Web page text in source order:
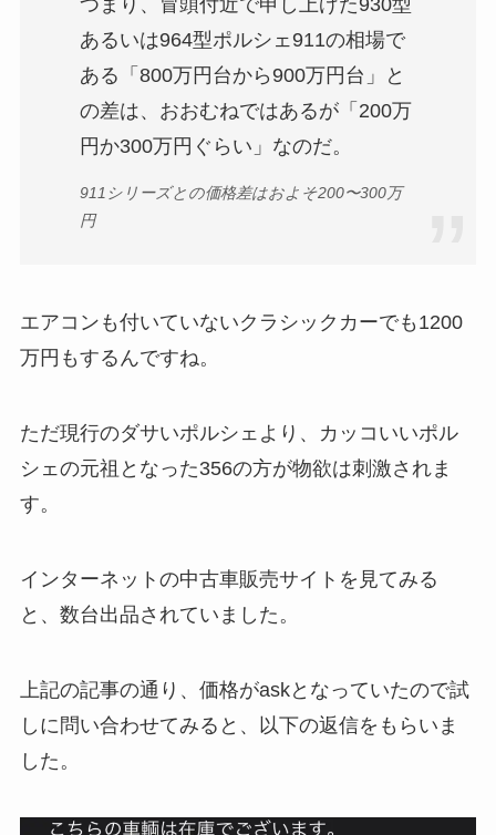
つまり、冒頭付近で申し上げた930型
あるいは964型ポルシェ911の相場で
ある「800万円台から900万円台」と
の差は、おおむねではあるが「200万
円か300万円ぐらい」なのだ。
911シリーズとの価格差はおよそ200〜300万
円
エアコンも付いていないクラシックカーでも1200
万円もするんですね。
ただ現行のダサいポルシェより、カッコいいポル
シェの元祖となった356の方が物欲は刺激されま
す。
インターネットの中古車販売サイトを見てみる
と、数台出品されていました。
上記の記事の通り、価格がaskとなっていたので試
しに問い合わせてみると、以下の返信をもらいま
した。